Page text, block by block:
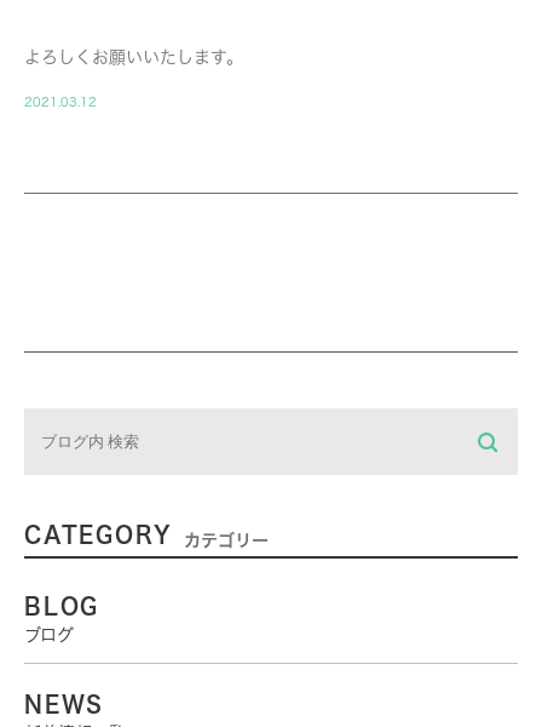
よろしくお願いいたします。
2021.03.12
CATEGORY カテゴリー
BLOG
ブログ
NEWS